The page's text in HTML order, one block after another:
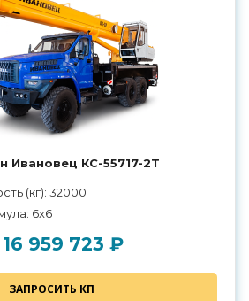
Ивановец КС-55717-2Т
(кг): 32000
6x6
16 959 723 ₽
ЗАПРОСИТЬ КП